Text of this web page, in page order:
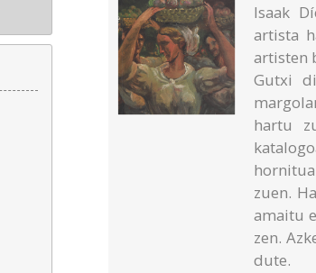
Isaak
artista
artisten
Gutxi
hartu
zuen.
amaitu
zen.
dute.